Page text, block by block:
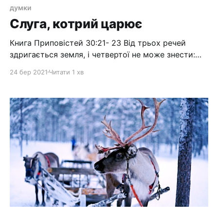
думки
Слуга, котрий царює
Книга Приповістей 30:21- 23 Від трьох речей
здригається земля, і четвертої не може знести:
досхочу хліба, коли рабиня виганяє свою
порядному чоловікові. Рад’ярд Кіплінґ, Слуга,
котрий царює Три речі землю трусять, Чотири ж –
не знести, Це
24 бер 2021 Читати 1 хв